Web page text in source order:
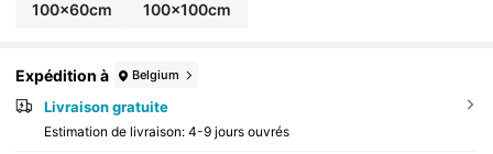
100x60cm 100x100cm
Expédition à Belgium
Livraison gratuite
Estimation de livraison: 4-9 jours ouvrés